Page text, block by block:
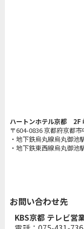
ハートンホテル京都 2F
〒604-0836 京都府京都
・地下鉄烏丸線烏丸御池
・地下鉄東西線烏丸御池
お問い合わせ先
KBS京都 テレビ営